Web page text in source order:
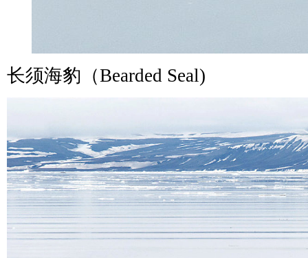
长须海豹（Bearded Seal)